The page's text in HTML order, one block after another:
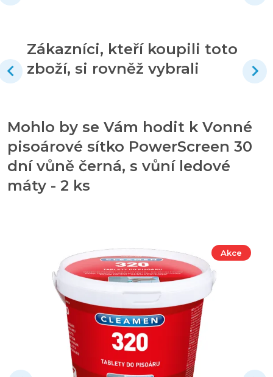
Zákazníci, kteří koupili toto
zboží, si rovněž vybrali
Mohlo by se Vám hodit k Vonné
pisoárové sítko PowerScreen 30
dní vůně černá, s vůní ledové
máty - 2 ks
Akce